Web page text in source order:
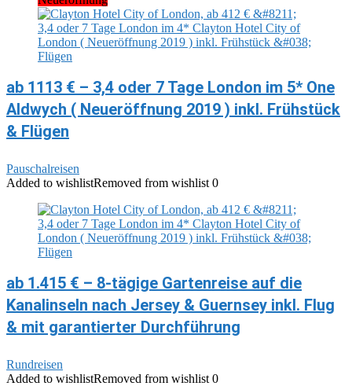
ab 1113 € – 3,4 oder 7 Tage London im 5* One
Aldwych ( Neueröffnung 2019 ) inkl. Frühstück
& Flügen
Pauschalreisen
Added to wishlistRemoved from wishlist 0
ab 1.415 € – 8-tägige Gartenreise auf die
Kanalinseln nach Jersey & Guernsey inkl. Flug
& mit garantierter Durchführung
Rundreisen
Added to wishlistRemoved from wishlist 0